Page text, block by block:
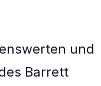
und
Barrett